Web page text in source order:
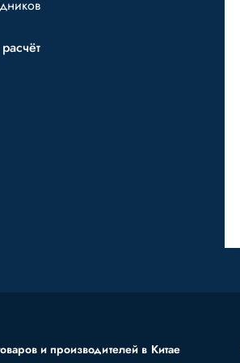
и производителей в Китае